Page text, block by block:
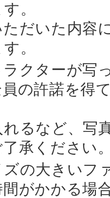
。
だいた内容
。
ラクターが写
の許諾を得
るなど、写
承ください
の大きいフ
がかかる場